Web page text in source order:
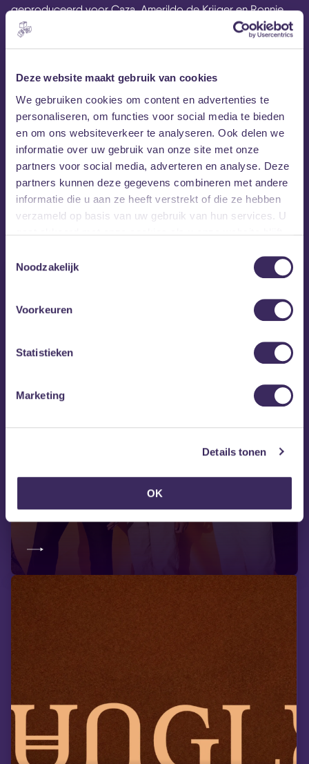
Deze website maakt gebruik van cookies
We gebruiken cookies om content en advertenties te
personaliseren, om functies voor social media te bieden
en om ons websiteverkeer te analyseren. Ook delen we
informatie over uw gebruik van onze site met onze
partners voor social media, adverteren en analyse. Deze
partners kunnen deze gegevens combineren met andere
informatie die u aan ze heeft verstrekt of die ze hebben
verzameld op basis van uw gebruik van hun services. U
Noodzakelijk
Voorkeuren
Statistieken
Marketing
Details tonen
OK
geproduceerd voor Caza, Amerildo de Krijger en Ronnie
Flex.
MEZZ tipt
wo 12 aug
Meatbodies